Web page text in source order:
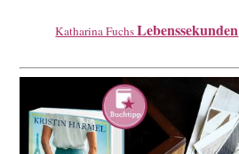
Katharina FuchsLebenssekunden